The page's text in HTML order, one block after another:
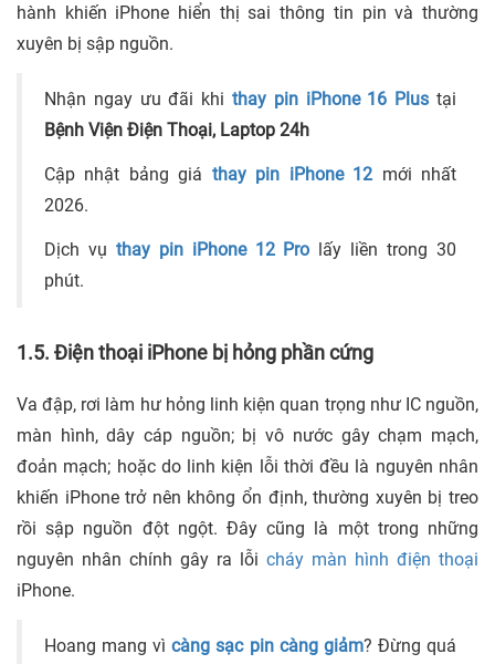
hành khiến iPhone hiển thị sai thông tin pin và thường
xuyên bị sập nguồn.
Nhận ngay ưu đãi khi thay pin iPhone 16 Plus tại
Bệnh Viện Điện Thoại, Laptop 24h
Cập nhật bảng giá thay pin iPhone 12 mới nhất
2026.
Dịch vụ thay pin iPhone 12 Pro lấy liền trong 30
phút.
1.5. Điện thoại iPhone bị hỏng phần cứng
Va đập, rơi làm hư hỏng linh kiện quan trọng như IC nguồn,
màn hình, dây cáp nguồn; bị vô nước gây chạm mạch,
đoản mạch; hoặc do linh kiện lỗi thời đều là nguyên nhân
khiến iPhone trở nên không ổn định, thường xuyên bị treo
rồi sập nguồn đột ngột. Đây cũng là một trong những
nguyên nhân chính gây ra lỗi cháy màn hình điện thoại
iPhone.
Hoang mang vìcàng sạc pin càng giảm? Đừng quá